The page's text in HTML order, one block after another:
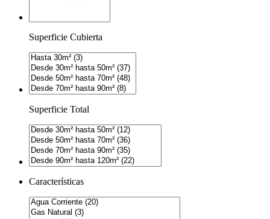
Superficie Cubierta
Superficie Total
Características